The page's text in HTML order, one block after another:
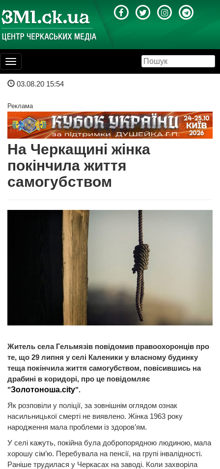
Toggle
navigation
03.08.20 15:54
Реклама
На Черкащині жінка
покінчила життя
самогубством
Житель села Гельмязів повідомив правоохоронців про
те, що 29 липня у селі Каленики у власному будинку
теща покінчила життя самогубством, повісившись на
драбині в коридорі, про це повідомляє
"Золотоноша.city".
Як розповіли у поліції, за зовнішнім оглядом ознак
насильницької смерті не виявлено. Жінка 1963 року
народження мала проблеми із здоров’ям.
У селі кажуть, покійна була добропорядною людиною, мала
хорошу сім’ю. Перебувала на пенсії, на групі інвалідності.
Раніше трудилася у Черкасах на заводі. Коли захворіла